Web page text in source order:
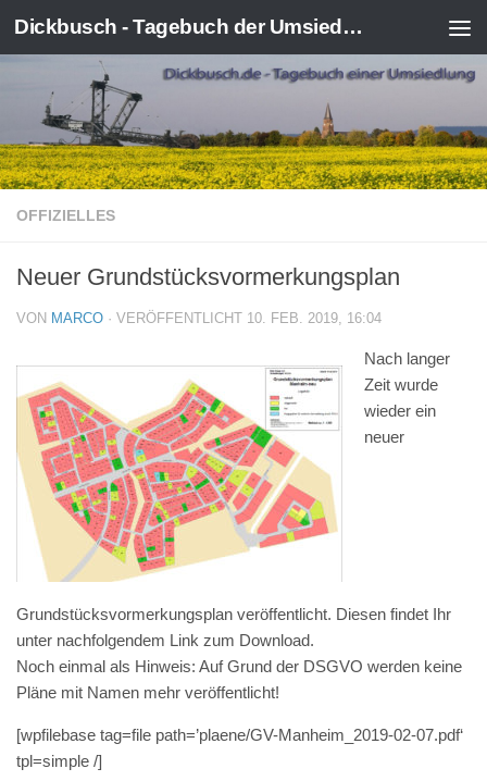
Zum Inhalt springen Dickbusch - Tagebuch der Umsiedlung von Kerpen-Manheim
OFFIZIELLES
Neuer Grundstücksvormerkungsplan
VON MARCO · VERÖFFENTLICHT 10. FEB. 2019, 16:04
Nach langer
Zeit wurde
wieder ein
neuer
Grundstücksvormerkungsplan veröffentlicht. Diesen findet Ihr
unter nachfolgendem Link zum Download.
Noch einmal als Hinweis: Auf Grund der DSGVO werden keine
Pläne mit Namen mehr veröffentlicht!
[wpfilebase tag=file path=’plaene/GV-Manheim_2019-02-07.pdf‘
tpl=simple /]